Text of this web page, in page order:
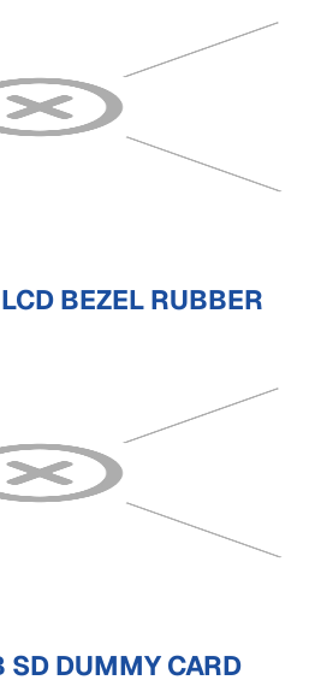
BEZEL RUBBER
DUMMY CARD